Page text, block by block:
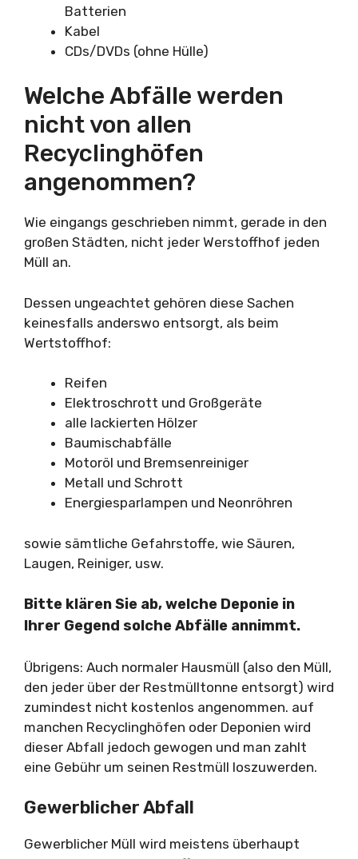
Batterien
Kabel
CDs/DVDs (ohne Hülle)
Welche Abfälle werden
nicht von allen
Recyclinghöfen
angenommen?
Wie eingangs geschrieben nimmt, gerade in den
großen Städten, nicht jeder Werstoffhof jeden
Müll an.
Dessen ungeachtet gehören diese Sachen
keinesfalls anderswo entsorgt, als beim
Wertstoffhof:
Reifen
Elektroschrott und Großgeräte
alle lackierten Hölzer
Baumischabfälle
Motoröl und Bremsenreiniger
Metall und Schrott
Energiesparlampen und Neonröhren
sowie sämtliche Gefahrstoffe, wie Säuren,
Laugen, Reiniger, usw.
Bitte klären Sie ab, welche Deponie in
Ihrer Gegend solche Abfälle annimmt.
Übrigens: Auch normaler Hausmüll (also den Müll,
den jeder über der Restmülltonne entsorgt) wird
zumindest nicht kostenlos angenommen. auf
manchen Recyclinghöfen oder Deponien wird
dieser Abfall jedoch gewogen und man zahlt
eine Gebühr um seinen Restmüll loszuwerden.
Gewerblicher Abfall
Gewerblicher Müll wird meistens überhaupt